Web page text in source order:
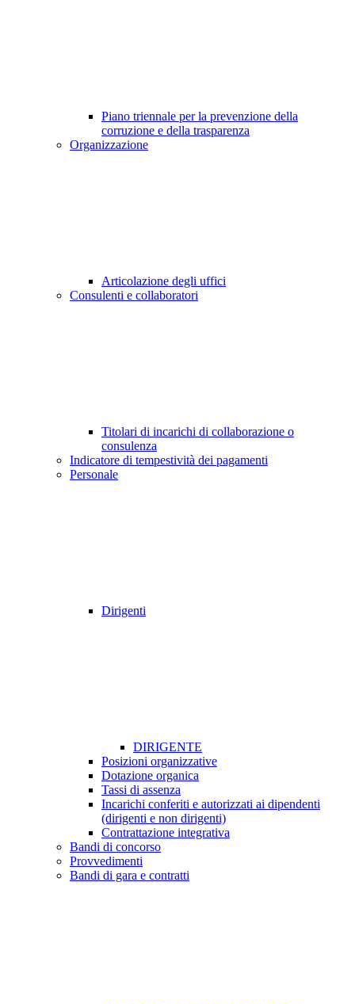
Piano triennale per la prevenzione della
corruzione e della trasparenza
Organizzazione
Articolazione degli uffici
Consulenti e collaboratori
Titolari di incarichi di collaborazione o
consulenza
Indicatore di tempestività dei pagamenti
Personale
Dirigenti
DIRIGENTE
Posizioni organizzative
Dotazione organica
Tassi di assenza
Incarichi conferiti e autorizzati ai dipendenti
(dirigenti e non dirigenti)
Contrattazione integrativa
Bandi di concorso
Provvedimenti
Bandi di gara e contratti